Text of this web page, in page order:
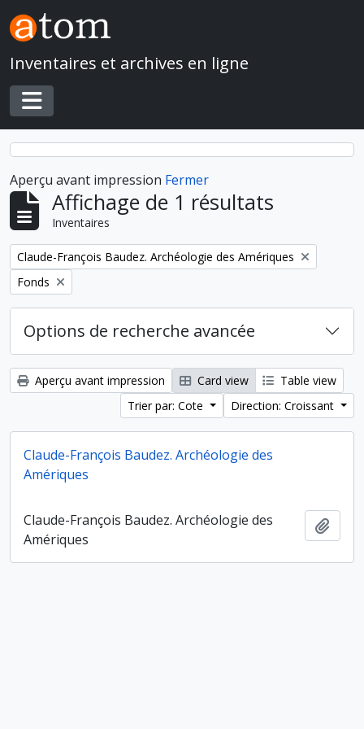
Skip to main content
Inventaires et archives en ligne
Toggle navigation
Aperçu avant impression Fermer
Affichage de 1 résultats
Inventaires
Remove filter:
Claude-François Baudez. Archéologie des Amériques
Remove filter:
Fonds
Options de recherche avancée
Aperçu avant impression Card view
Table view
Trier par: Cote
Direction: Croissant
Claude-François Baudez. Archéologie des
Amériques
Claude-François Baudez. Archéologie des
Amériques